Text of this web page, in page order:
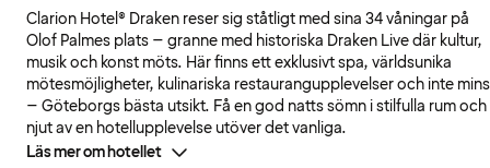
Clarion Hotel® Draken reser sig ståtligt med sina 34 våningar på
Olof Palmes plats – granne med historiska Draken Live där kultur,
musik och konst möts. Här finns ett exklusivt spa, världsunika
mötesmöjligheter, kulinariska restaurangupplevelser och inte
– Göteborgs bästa utsikt. Få en god natts sömn i stilfulla rum och
njut av en hotellupplevelse utöver det vanliga.
Läs mer om hotellet